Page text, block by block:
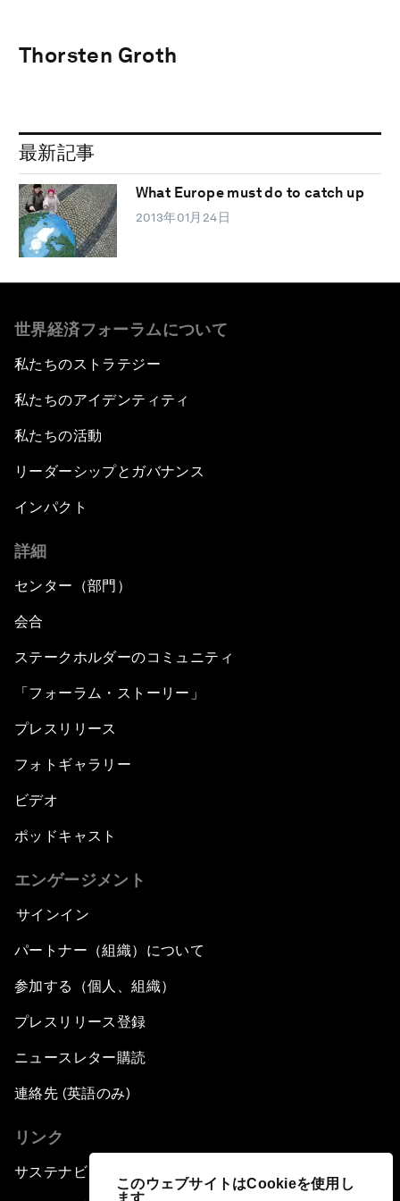
このウェブサイトはCookieを使用し
ます
Thorsten Groth
最新記事
What Europe must do to catch up
2013年01月24日
世界経済フォーラムについて
私たちのストラテジー
私たちのアイデンティティ
私たちの活動
リーダーシップとガバナンス
インパクト
詳細
センター（部門）
会合
ステークホルダーのコミュニティ
「フォーラム・ストーリー」
プレスリリース
フォトギャラリー
ビデオ
ポッドキャスト
エンゲージメント
サインイン
パートナー（組織）について
参加する（個人、組織）
プレスリリース登録
ニュースレター購読
連絡先 (英語のみ)
リンク
サステナビリティへの取り組み